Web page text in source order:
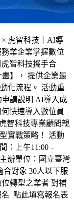
× 虎智科技｜AI導
業企業掌握數位
智科技攜手合
】， 提供企業最
化流程。 活動重
請說明 AI導入成
快速導入數位員
智科技專業顧問親
實戰策略！ 活動
：上午11:00 –
辦單位：國立臺灣
對象 30人以下服
轉型之業者 對補
點此填寫報名表